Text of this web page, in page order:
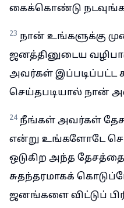
கைக்கொண்டு
23 நான் உங்களுக்கு
ஜனத்தினுடைய
அவர்கள்
செய்தபடியால் நான்
24 நீங்கள் அவர்கள்
என்று உங்களோடே
ஒடுகிற அந்த
சுதந்தரமாகக்
ஜனங்களை விட்டுப்